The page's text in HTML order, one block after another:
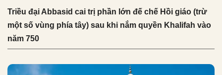
Triều đại Abbasid cai trị phần lớn đế chế Hồi giáo (trừ
một số vùng phía tây) sau khi nắm quyền Khalifah vào
năm 750